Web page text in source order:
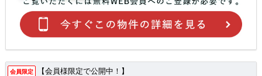
会員限定 【会員様限定で公開中！】